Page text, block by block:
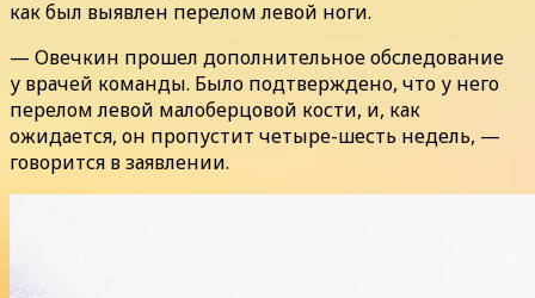
как был выявлен перелом левой ноги.
— Овечкин прошел дополнительное обследование
у врачей команды. Было подтверждено, что у него
перелом левой малоберцовой кости, и, как
ожидается, он пропустит четыре-шесть недель, —
говорится в заявлении.